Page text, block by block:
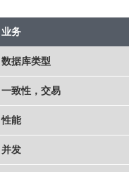
业务
数据库类型
一致性，交易
性能
并发